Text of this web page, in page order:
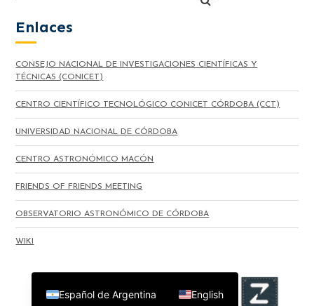
Enlaces
CONSEJO NACIONAL DE INVESTIGACIONES CIENTÍFICAS Y
TÉCNICAS (CONICET)
CENTRO CIENTÍFICO TECNOLÓGICO CONICET CÓRDOBA (CCT)
UNIVERSIDAD NACIONAL DE CÓRDOBA
CENTRO ASTRONÓMICO MACÓN
FRIENDS OF FRIENDS MEETING
OBSERVATORIO ASTRONÓMICO DE CÓRDOBA
WIKI
Español de Argentina English